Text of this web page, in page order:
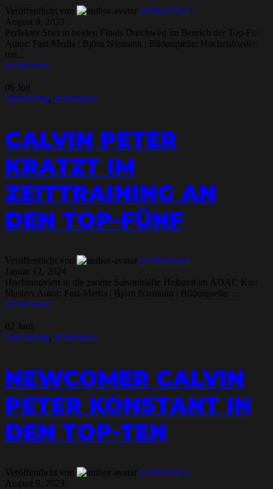
Veröffentlicht von
wifirockstars
August 9, 2023
Perfekter Start in beiden Finals Durchweg im Bereich der Top-Fünf
Autor: Fast-Media | Björn Niemann | Bilderquelle: Hochzufrieden
trat...
Weiterlesen
06 Juli
Sponsoring Motorsport
CALVIN PETER
KRATZT IM
ZEITTRAINING AN
DEN TOP-FÜNF
Veröffentlicht von
wifirockstars
Januar 12, 2024
Hochmotiviert in die zweite Saisonhälfte Halbzeit im ADAC Kart
Masters Autor: Fast-Media | Björn Niemann | Bilderquelle: ...
Weiterlesen
02 Juni
Sponsoring Motorsport
NEWCOMER CALVIN
PETER KONSTANT IN
DEN TOP-TEN
Veröffentlicht von
wifirockstars
August 9, 2023